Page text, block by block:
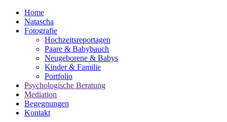
Home
Natascha
Fotografie
Hochzeitsreportagen
Paare & Babybauch
Neugeborene & Babys
Kinder & Familie
Portfolio
Psychologische Beratung
Mediation
Begegnungen
Kontakt